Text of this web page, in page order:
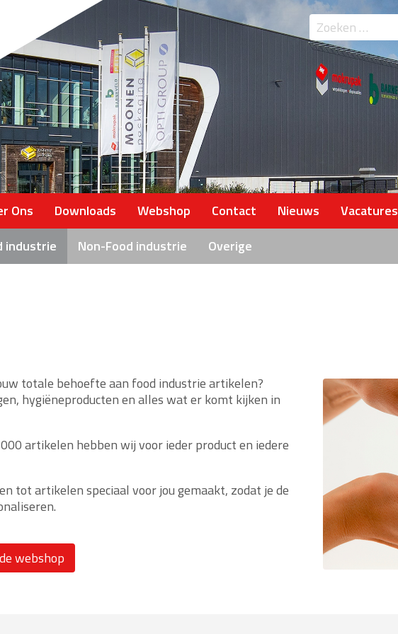
Zoeken
naar:
Ons Downloads Webshop Contact Nieuws
Vacatures
industrie Non-Food industrie Overige
totale behoefte aan food industrie artikelen?
hygiëneproducten en alles wat er komt kijken in
artikelen hebben wij voor ieder product en iedere
tot artikelen speciaal voor jou gemaakt, zodat je de
webshop